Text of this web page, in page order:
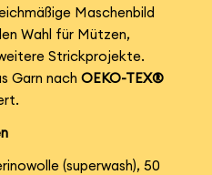
Maschenbild
Wahl für Mützen,
Strickprojekte.
Garn nach OEKO-TEX®
(superwash), 50